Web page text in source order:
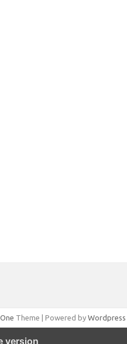
Theme | Powered by Wordpress
version